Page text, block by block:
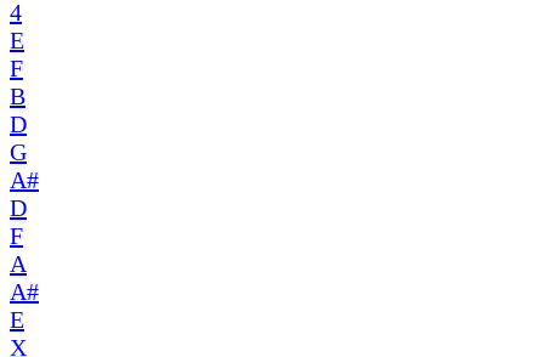
4
E
F
B
D
G
A#
D
F
A
A#
E
X